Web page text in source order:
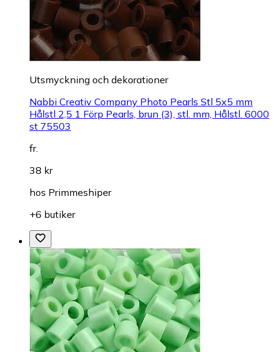
Utsmyckning och dekorationer
Nabbi Creativ Company Photo Pearls Stl 5x5 mm
Hålstl 2,5 1 Förp Pearls, brun (3), stl. mm, Hålstl. 6000
st 75503
fr.
38 kr
hos Primmeshiper
+6 butiker